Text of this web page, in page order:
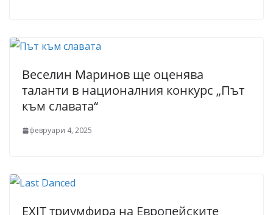
Веселин Маринов ще оценява
таланти в националния конкурс „Път
към славата“
февруари 4, 2025
EXIT триумфира на Европейските